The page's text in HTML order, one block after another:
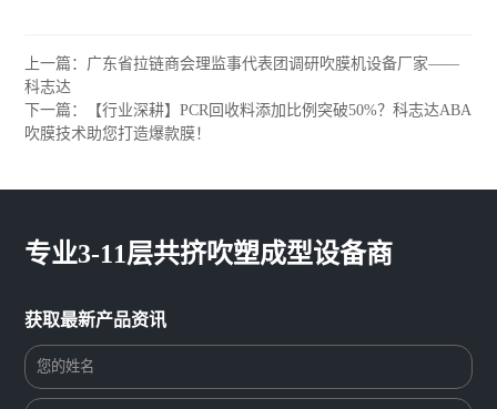
上一篇：广东省拉链商会理监事代表团调研吹膜机设备厂家——
科志达
下一篇：【行业深耕】PCR回收料添加比例突破50%？科志达ABA
吹膜技术助您打造爆款膜！
专业3-11层共挤吹塑成型设备商
获取最新产品资讯